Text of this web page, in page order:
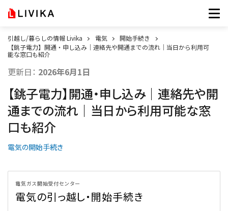
引越し/暮らしの情報 Livika 電気
開始手続き
【銚子電力】開通・申し込み｜連絡先や開通までの流れ｜当日から利用可
能な窓口も紹介
更新日： 2026年6月1日
【銚子電力】開通・申し込み｜連絡先や開
通までの流れ｜当日から利用可能な窓
口も紹介
電気の開始手続き
電気ガス開始受付センター
電気の引っ越し・開始手続き